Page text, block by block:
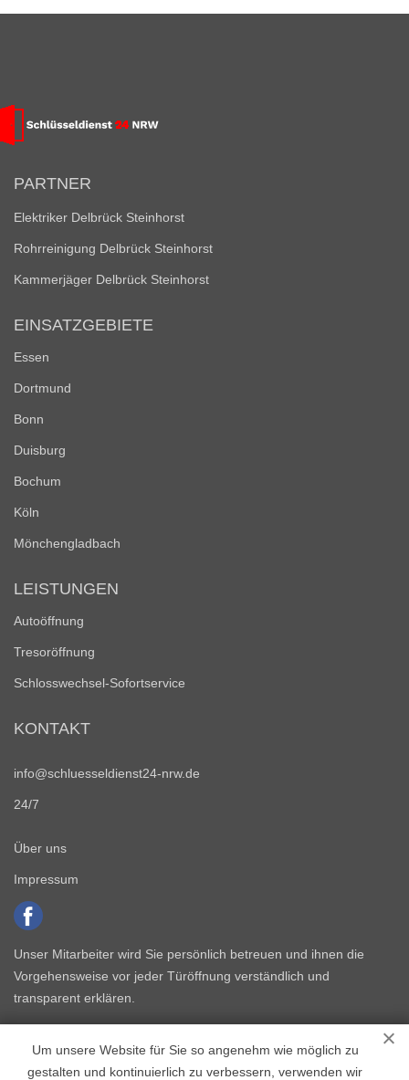
Um unsere Website für Sie so angenehm wie möglich zu
gestalten und kontinuierlich zu verbessern, verwenden wir
PARTNER
Elektriker Delbrück Steinhorst
Rohrreinigung Delbrück Steinhorst
Kammerjäger Delbrück Steinhorst
EINSATZGEBIETE
Essen
Dortmund
Bonn
Duisburg
Bochum
Köln
Mönchengladbach
LEISTUNGEN
Autoöffnung
Tresoröffnung
Schlosswechsel-Sofortservice
KONTAKT
info@schluesseldienst24-nrw.de
24/7
Über uns
Impressum
Unser Mitarbeiter wird Sie persönlich betreuen und ihnen die
Vorgehensweise vor jeder Türöffnung verständlich und
transparent erklären.